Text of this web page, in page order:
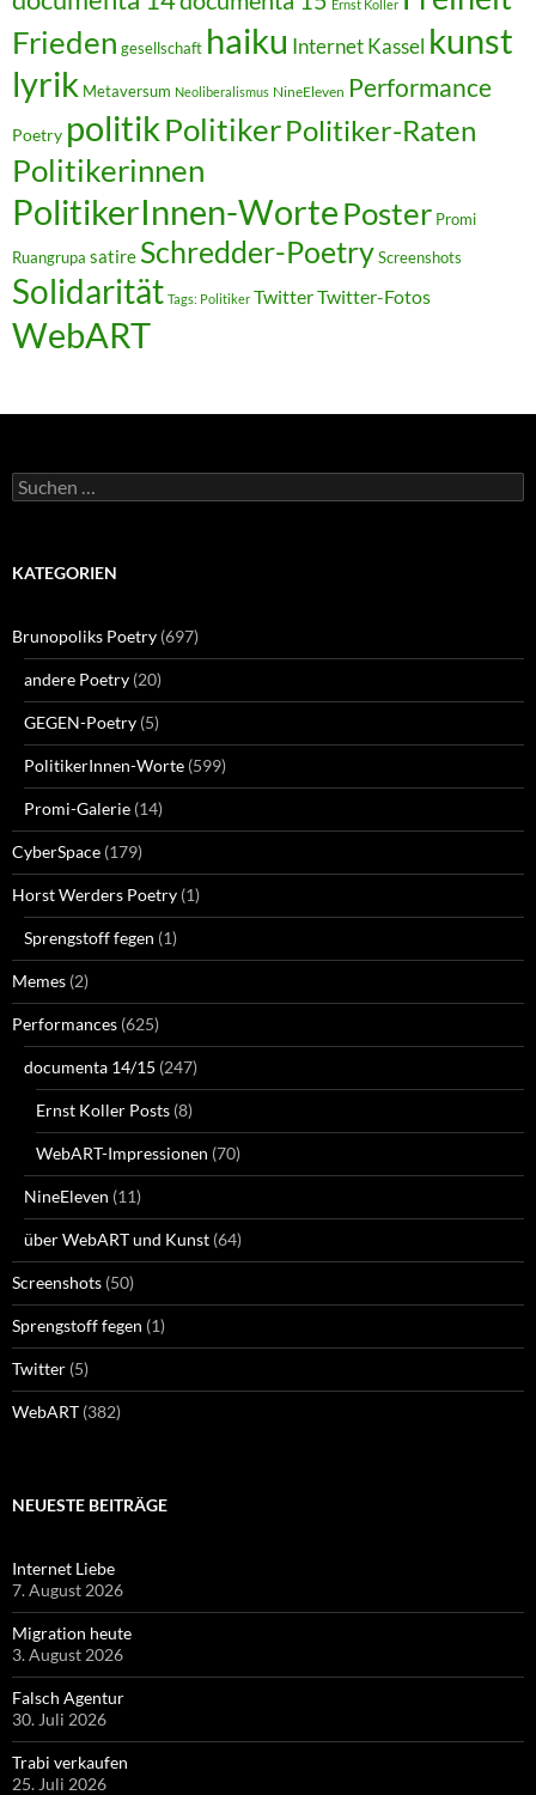
Ernst Koller
Frieden gesellschaft haiku InternetKassel kunst
lyrik Metaversum Neoliberalismus NineEleven Performance
Poetry politikPolitikerPolitiker-Raten
Politikerinnen
PolitikerInnen-Worte Poster Promi
Ruangrupa satire Schredder-PoetryScreenshots
Solidarität Tags: Politiker TwitterTwitter-Fotos
WebART
Suchen
nach:
KATEGORIEN
Brunopoliks Poetry (697)
andere Poetry (20)
GEGEN-Poetry (5)
PolitikerInnen-Worte (599)
Promi-Galerie (14)
CyberSpace (179)
Horst Werders Poetry (1)
Sprengstoff fegen (1)
Memes (2)
Performances (625)
documenta 14/15 (247)
Ernst Koller Posts (8)
WebART-Impressionen (70)
NineEleven (11)
über WebART und Kunst (64)
Screenshots (50)
Sprengstoff fegen (1)
Twitter (5)
WebART (382)
NEUESTE BEITRÄGE
Internet Liebe
7. August 2026
Migration heute
3. August 2026
Falsch Agentur
30. Juli 2026
Trabi verkaufen
25. Juli 2026